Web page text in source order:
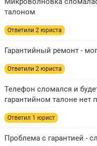
талоном
Ответили 2 юристa
Гарантийный ремонт -
Ответили 2 юристa
Телефон сломался и
гарантийном талоне нет
Ответил 1 юрист
Проблема с гарантией -